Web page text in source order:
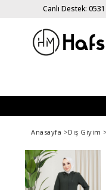
Canlı Destek:
Anasayfa >Dış Giyim >